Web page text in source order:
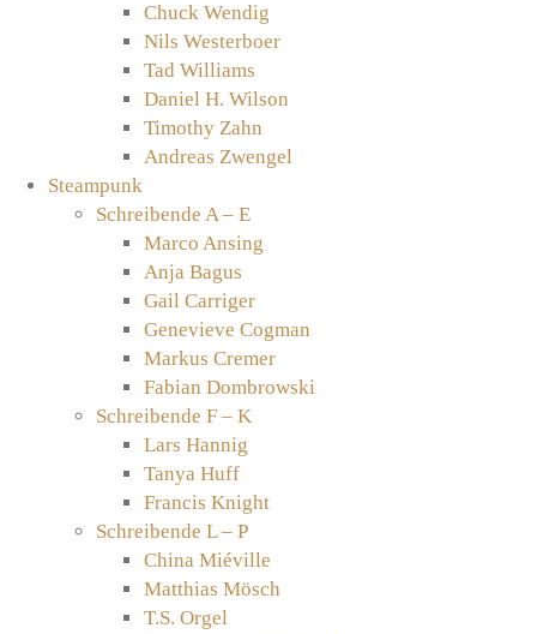
Chuck Wendig
Nils Westerboer
Tad Williams
Daniel H. Wilson
Timothy Zahn
Andreas Zwengel
Steampunk
Schreibende A – E
Marco Ansing
Anja Bagus
Gail Carriger
Genevieve Cogman
Markus Cremer
Fabian Dombrowski
Schreibende F – K
Lars Hannig
Tanya Huff
Francis Knight
Schreibende L – P
China Miéville
Matthias Mösch
T.S. Orgel